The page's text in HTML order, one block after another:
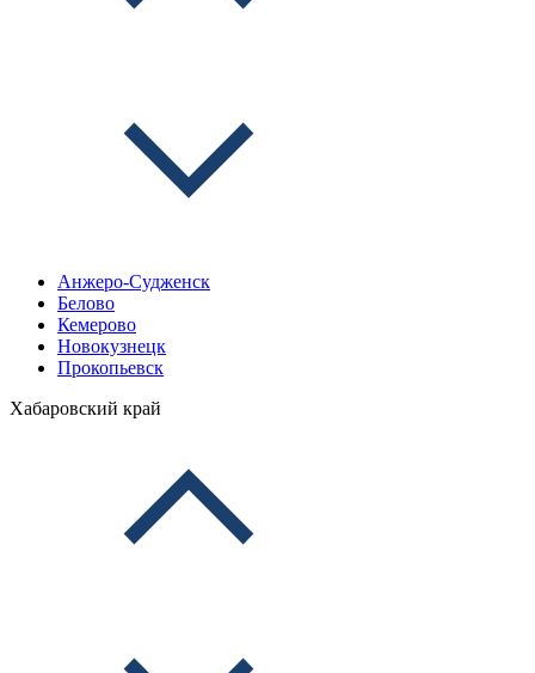
Анжеро-Судженск
Белово
Кемерово
Новокузнецк
Прокопьевск
Хабаровский край